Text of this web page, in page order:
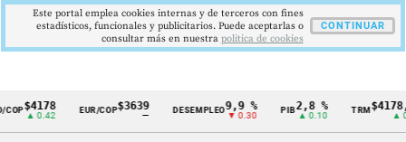
Cintillo
$4178
▲ 0.42
EUR/COP$3639 DESEMPLEO 9,9 %
▼ 0.30
PIB2,8 %
▲ 0.10
TRM
▲
Este portal emplea cookies internas y de terceros con fines
estadísticos, funcionales y publicitarios. Puede aceptarlas o
consultar más en nuestra politica de cookies
CONTINUAR